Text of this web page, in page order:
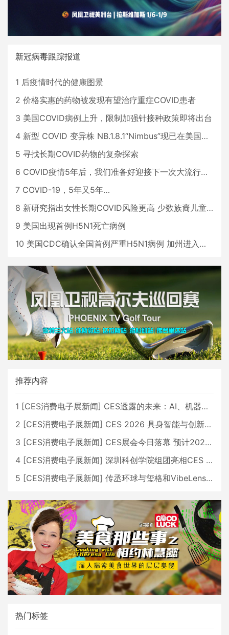
新冠病毒跟踪报道
1 后疫情时代的健康图景
2 价格实惠的药物被发现有望治疗重症COVID患者
3 美国COVID病例上升，限制加强针接种政策即将出台
4 新型 COVID 变异株 NB.1.8.1“Nimbus”现已在美国占据主导地位
5 寻找长期COVID药物的复杂探索
6 COVID疫情5年后，我们准备好迎接下一次大流行了吗？
7 COVID-19，5年又5年…
8 新研究指出女性长期COVID风险更高 少数族裔儿童存在差异
9 美国出现首例H5N1死亡病例
10 美国CDC确认全国首例严重H5N1病例 加州进入紧急状态
推荐内容
1 [CES消费电子展新闻] CES透露的未来：AI、机器人与智能生活大爆发
2 [CES消费电子展新闻] CES 2026 具身智能与创新领域 中国公司大放异彩
3 [CES消费电子展新闻] CES展会今日落幕 预计2026行业收入将超五千亿美元
4 [CES消费电子展新闻] 深圳科创学院组团亮相CES 广受好评
5 [CES消费电子展新闻] 传丞环球与玺格和VibeLens共同推出全新耳机
热门标签